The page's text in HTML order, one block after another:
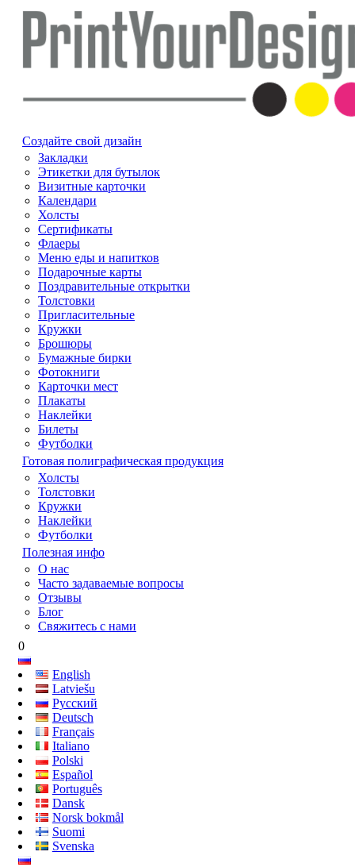
Создайте свой дизайн
Закладки
Этикетки для бутылок
Визитные карточки
Календари
Холсты
Сертификаты
Флаеры
Меню еды и напитков
Подарочные карты
Поздравительные открытки
Толстовки
Пригласительные
Кружки
Брошюры
Бумажные бирки
Фотокниги
Карточки мест
Плакаты
Наклейки
Билеты
Футболки
Готовая полиграфическая продукция
Холсты
Толстовки
Кружки
Наклейки
Футболки
Полезная инфо
О нас
Часто задаваемые вопросы
Отзывы
Блог
Свяжитесь с нами
0
English
Latviešu
Русский
Deutsch
Français
Italiano
Polski
Español
Português
Dansk
Norsk bokmål
Suomi
Svenska